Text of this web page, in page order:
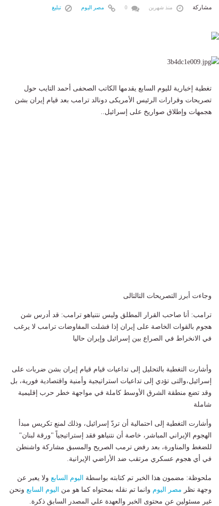
مشاركة منذ شهرين مصر اليوم تبليغ
تغطية إخبارية لليوم السابع يقدمها الكاتب الصحفى أحمد التايب حول
تصريحات وقرارات الرئيس الأمريكى دونالد ترامب بعد قيام إيران بشن
هجمهات وإطلاق صواريخ على إسرائيل..
وجاءت أبرز التصريحات التالتالى
ترامب: أنا صاحب القرار المطلق وليس نتنياهو ترامب: قد أدرس شن
هجوم بالقوات الخاصة على إيران إذا فشلت المفاوضات ترامب لا يرغب
في الانخراط في الصراع بين إسرائيل وإيران حاليا
وأشارت التغطية بالتحليل إلى تداعيات قيام قيام إيران بشن ضربات على
إسرائيل،والتى تؤدي إلى تداعيات استراتيجية وأمنية واقتصادية فورية، بل
وقد تضع منطقة الشرق الأوسط كاملة في مواجهة خطر حرب إقليمية
شاملة
وأشارت التغطية إلى احتمالية أن تردّ إسرائيل، وذلك لمنع تكريس مبدأ
الهجوم الإيراني المباشر، خاصة أن نتنياهو فقد إستراتيجياً "ورقة لبنان"
للضغط والمناورة، بعد رفض ترمب الصريح والمسبق مشاركة واشنطن
في أي هجوم عسكري مرتقب ضد الأراضي الإيرانية.
ملحوظة: مضمون هذا الخبر تم كتابته بواسطة اليوم السابع ولا يعبر عن
وجهة نظر مصر اليوم وانما تم نقله بمحتواه كما هو من اليوم السابع ونحن
غير مسئولين عن محتوى الخبر والعهدة علي المصدر السابق ذكرة.